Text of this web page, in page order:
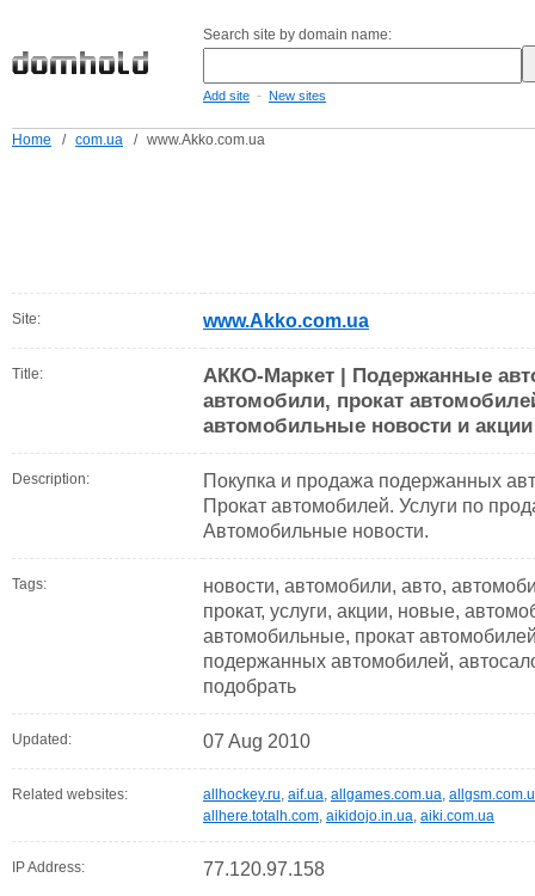
Search site by domain name:
Add site - New sites
Home / com.ua / www.Akko.com.ua
Site: www.Akko.com.ua
Title:
АККО-Маркет | Подержанные
автомобили, прокат
автомобильные новости и акции
Description:
Покупка и продажа подержанных
Прокат автомобилей. Услуги по
Автомобильные новости.
Tags:
новости, автомобили, авто,
прокат, услуги, акции, новые,
автомобильные, прокат
подержанных автомобилей,
подобрать
Updated: 07 Aug 2010
Related websites: allhockey.ru, aif.ua, allgames.com.ua,
allhere.totalh.com, aikidojo.in.ua, aiki.com.ua
IP Address: 77.120.97.158